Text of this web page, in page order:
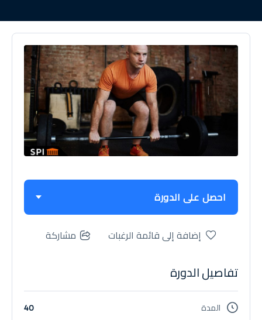
احصل على الدورة
إضافة إلى قائمة الرغبات مشاركة
تفاصيل الدورة
المدة 40